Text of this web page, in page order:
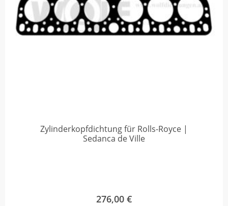
Zylinderkopfdichtung für Rolls-Royce |
Sedanca de Ville
276,00 €